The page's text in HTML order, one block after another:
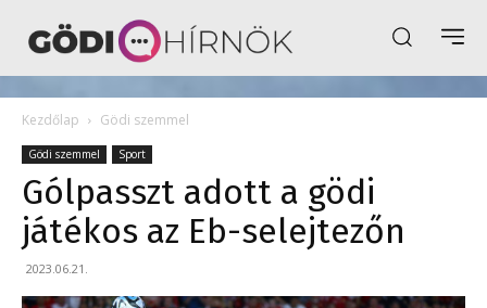
Kezdőlap Gödi szemmel
Gödi szemmel Sport
Gólpasszt adott a gödi
játékos az Eb-selejtezőn
2023.06.21.